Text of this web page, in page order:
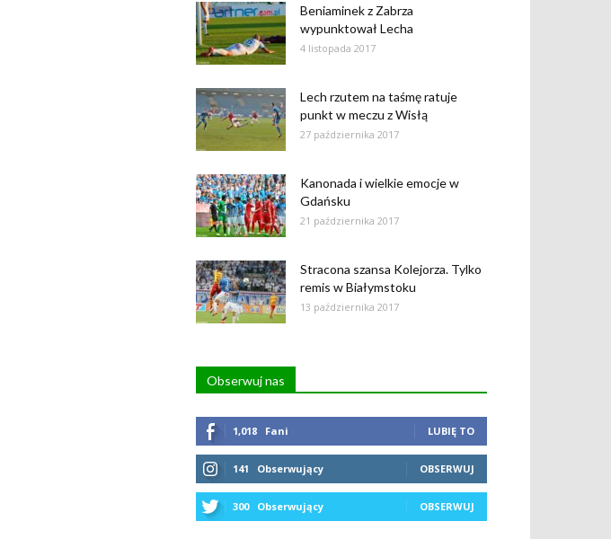
Beniaminek z Zabrza
wypunktował Lecha
4 listopada 2017
Lech rzutem na taśmę ratuje
punkt w meczu z Wisłą
27 października 2017
Kanonada i wielkie emocje w
Gdańsku
21 października 2017
Stracona szansa Kolejorza. Tylko
remis w Białymstoku
13 października 2017
Obserwuj nas
1,018 Fani LUBIĘ TO
141 Obserwujący OBSERWUJ
300 Obserwujący OBSERWUJ